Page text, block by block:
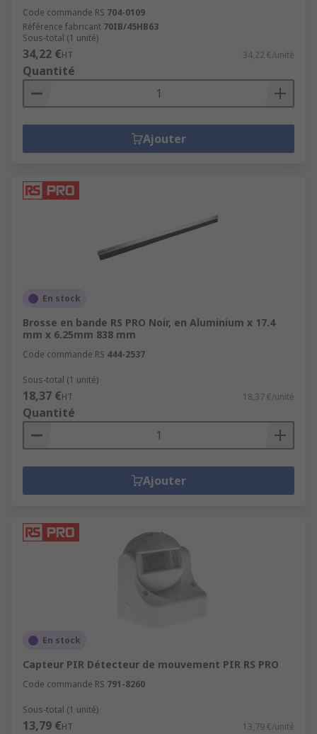
Code commande RS 704-0109
Référence fabricant 70IB/45HB63
Sous-total (1 unité)
34,22 €HT 34,22 €/unité
Quantité
Ajouter
En stock
Brosse en bande RS PRO Noir, en Aluminium x 17.4
mm x 6.25mm 838 mm
Code commande RS 444-2537
Sous-total (1 unité)
18,37 €HT 18,37 €/unité
Quantité
Ajouter
En stock
Capteur PIR Détecteur de mouvement PIR RS PRO
Code commande RS 791-8260
Sous-total (1 unité)
13,79 €HT 13,79 €/unité